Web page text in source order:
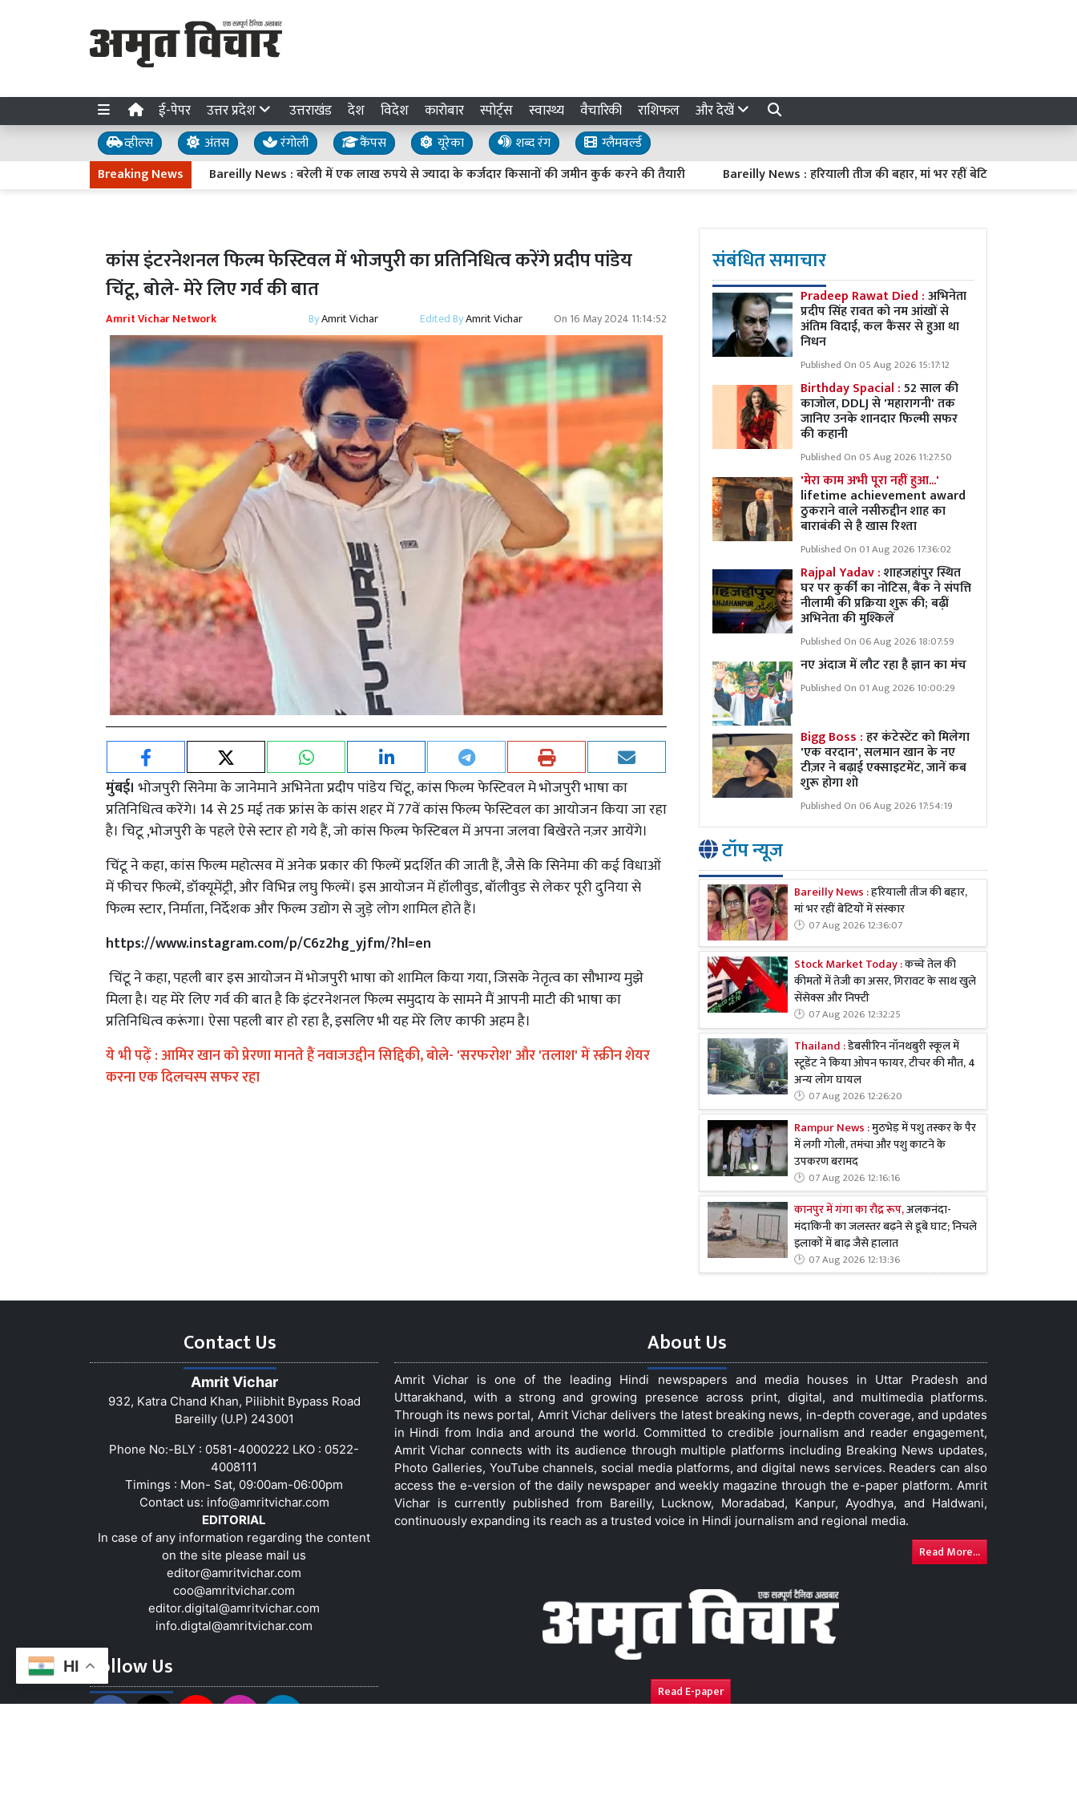
ई-पेपर उत्तर प्रदेश उत्तराखंड देश विदेश कारोबार स्पोर्ट्स स्वास्थ्य वैचारिकी राशिफल और देखें
व्हील्स अंतस रंगोली कैंपस यूरेका शब्द रंग
ग्लैमवर्ल्ड
Breaking NewsBareilly News : बरेली में एक लाख रुपये से ज्यादा के कर्जदार किसानों की जमीन कुर्क करने की तैयारी Bareilly News : हरियाली तीज की बहार, मां भर रहीं बेटियों में संस्कार
HI
कांस इंटरनेशनल फिल्म फेस्टिवल में भोजपुरी का प्रतिनिधित्व करेंगे प्रदीप पांडेय
चिंटू, बोले- मेरे लिए गर्व की बात
Amrit Vichar Network ByAmrit Vichar Edited ByAmrit Vichar On 16 May 2024 11:14:52
मुंबई।भोजपुरी सिनेमा के जानेमाने अभिनेता प्रदीप पांडेय चिंटू, कांस फिल्म फेस्टिवल मे भोजपुरी भाषा का
प्रतिनिधित्व करेंगे। 14 से 25 मई तक फ्रांस के कांस शहर में 77वें कांस फिल्म फेस्टिवल का आयोजन किया जा रहा
है। चिटू ,भोजपुरी के पहले ऐसे स्टार हो गये हैं, जो कांस फिल्म फेस्टिबल में अपना जलवा बिखेरते नज़र आयेंगे।
चिंटू ने कहा, कांस फिल्म महोत्सव में अनेक प्रकार की फिल्में प्रदर्शित की जाती हैं, जैसे कि सिनेमा की कई विधाओं
में फीचर फिल्में, डॉक्यूमेंट्री, और विभिन्न लघु फिल्में। इस आयोजन में हॉलीवुड, बॉलीवुड से लेकर पूरी दुनिया से
फिल्म स्टार, निर्माता, निर्देशक और फिल्म उद्योग से जुड़े लोग शामिल होते हैं।
https://www.instagram.com/p/C6z2hg_yjfm/?hl=en
चिंटू ने कहा, पहली बार इस आयोजन में भोजपुरी भाषा को शामिल किया गया, जिसके नेतृत्व का सौभाग्य मुझे
मिला है। यह मेरे लिए गर्व की बात है कि इंटरनेशनल फिल्म समुदाय के सामने मैं आपनी माटी की भाषा का
प्रतिनिधित्व करूंगा। ऐसा पहली बार हो रहा है, इसलिए भी यह मेरे लिए काफी अहम है।
ये भी पढ़ें :आमिर खान को प्रेरणा मानते हैं नवाजउद्दीन सिद्दिकी, बोले- 'सरफरोश' और 'तलाश' में स्क्रीन शेयर
करना एक दिलचस्प सफर रहा
संबंधित समाचार
Pradeep Rawat Died :अभिनेता
प्रदीप सिंह रावत को नम आंखों से
अंतिम विदाई, कल कैंसर से हुआ था
निधन
Published On 05 Aug 2026 15:17:12
Birthday Spacial :52 साल की
काजोल, DDLJ से 'महारागनी' तक
जानिए उनके शानदार फिल्मी सफर
की कहानी
Published On 05 Aug 2026 11:27:50
'मेरा काम अभी पूरा नहीं हुआ...'
lifetime achievement award
ठुकराने वाले नसीरुद्दीन शाह का
बाराबंकी से है खास रिश्ता
Published On 01 Aug 2026 17:36:02
Rajpal Yadav :शाहजहांपुर स्थित
घर पर कुर्की का नोटिस, बैंक ने संपत्ति
नीलामी की प्रक्रिया शुरू की; बढ़ीं
अभिनेता की मुश्किलें
Published On 06 Aug 2026 18:07:59
नए अंदाज में लौट रहा है ज्ञान का मंच
Published On 01 Aug 2026 10:00:29
Bigg Boss :हर कंटेस्टेंट को मिलेगा
'एक वरदान', सलमान खान के नए
टीज़र ने बढ़ाई एक्साइटमेंट, जानें कब
शुरू होगा शो
Published On 06 Aug 2026 17:54:19
टॉप न्यूज
Bareilly News :हरियाली तीज की बहार,
मां भर रहीं बेटियों में संस्कार
07 Aug 2026 12:36:07
Stock Market Today :कच्चे तेल की
कीमतों में तेजी का असर, गिरावट के साथ खुले
सेंसेक्स और निफ्टी
07 Aug 2026 12:32:25
Thailand :डेबसीरिन नॉनथबुरी स्कूल में
स्टूडेंट ने किया ओपन फायर, टीचर की मौत, 4
अन्य लोग घायल
07 Aug 2026 12:26:20
Rampur News :मुठभेड़ में पशु तस्कर के पैर
में लगी गोली, तमंचा और पशु काटने के
उपकरण बरामद
07 Aug 2026 12:16:16
कानपुर में गंगा का रौद्र रूप,अलकनंदा-
मंदाकिनी का जलस्तर बढ़ने से डूबे घाट; निचले
इलाकों में बाढ़ जैसे हालात
07 Aug 2026 12:13:36
Contact Us
Amrit Vichar
932, Katra Chand Khan, Pilibhit Bypass Road
Bareilly (U.P) 243001
Phone No:-BLY : 0581-4000222 LKO : 0522-
4008111
Timings : Mon- Sat, 09:00am-06:00pm
Contact us: info@amritvichar.com
EDITORIAL
In case of any information regarding the content
on the site please mail us
editor@amritvichar.com
coo@amritvichar.com
editor.digital@amritvichar.com
info.digtal@amritvichar.com
Follow Us
About Us
Amrit Vichar is one of the leading Hindi newspapers and media houses in Uttar Pradesh and
Uttarakhand, with a strong and growing presence across print, digital, and multimedia platforms.
Through its news portal, Amrit Vichar delivers the latest breaking news, in-depth coverage, and updates
in Hindi from India and around the world. Committed to credible journalism and reader engagement,
Amrit Vichar connects with its audience through multiple platforms including Breaking News updates,
Photo Galleries, YouTube channels, social media platforms, and digital news services. Readers can also
access the e-version of the daily newspaper and weekly magazine through the e-paper platform. Amrit
Vichar is currently published from Bareilly, Lucknow, Moradabad, Kanpur, Ayodhya, and Haldwani,
continuously expanding its reach as a trusted voice in Hindi journalism and regional media.
Read More...
Read E-paper